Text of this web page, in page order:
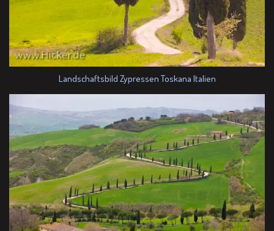
Landschaftsbild Zypressen Toskana Italien